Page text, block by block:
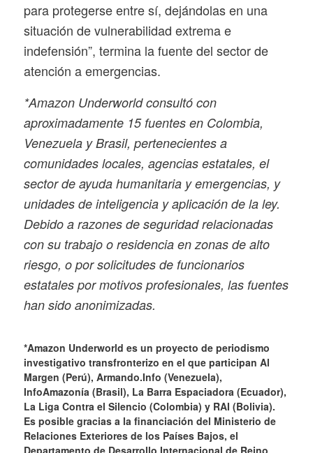
para protegerse entre sí, dejándolas en una
situación de vulnerabilidad extrema e
indefensión”, termina la fuente del sector de
atención a emergencias.
*Amazon Underworld consultó con
aproximadamente 15 fuentes en Colombia,
Venezuela y Brasil, pertenecientes a
comunidades locales, agencias estatales, el
sector de ayuda humanitaria y emergencias, y
unidades de inteligencia y aplicación de la ley.
Debido a razones de seguridad relacionadas
con su trabajo o residencia en zonas de alto
riesgo, o por solicitudes de funcionarios
estatales por motivos profesionales, las fuentes
han sido anonimizadas.
*Amazon Underworld es un proyecto de periodismo
investigativo transfronterizo en el que participan Al
Margen (Perú), Armando.Info (Venezuela),
InfoAmazonía (Brasil), La Barra Espaciadora (Ecuador),
La Liga Contra el Silencio (Colombia) y RAI (Bolivia).
Es posible gracias a la financiación del Ministerio de
Relaciones Exteriores de los Países Bajos, el
Departamento de Desarrollo Internacional de Reino